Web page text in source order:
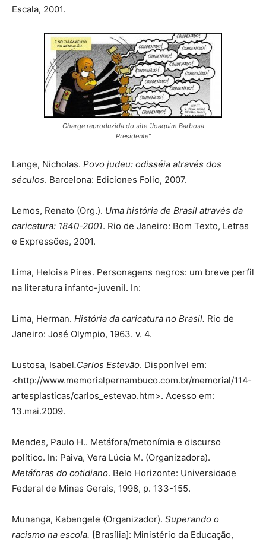
Escala, 2001.
Charge reproduzida do site “Joaquim Barbosa
Presidente”
Lange, Nicholas. Povo judeu: odisséia através dos
séculos. Barcelona: Ediciones Folio, 2007.
Lemos, Renato (Org.). Uma história de Brasil através da
caricatura: 1840-2001. Rio de Janeiro: Bom Texto, Letras
e Expressões, 2001.
Lima, Heloisa Pires. Personagens negros: um breve perfil
na literatura infanto-juvenil. In:
Lima, Herman. História da caricatura no Brasil. Rio de
Janeiro: José Olympio, 1963. v. 4.
Lustosa, Isabel.Carlos Estevão. Disponível em:
<http://www.memorialpernambuco.com.­br/me­mo­rial/114­
artes­plasticas/carlos_estevao.htm>. Acesso em:
13.mai.2009.
Mendes, Paulo H.. Metáfora/metonímia e discurso
político. In: Paiva, Vera Lúcia M. (Organizadora).
Metáforas do cotidiano. Belo Horizonte: Universidade
Federal de Minas Gerais, 1998, p. 133-155.
Munanga, Kabengele (Organizador). Superando o
racismo na escola. [Brasília]: Ministério da Educação,